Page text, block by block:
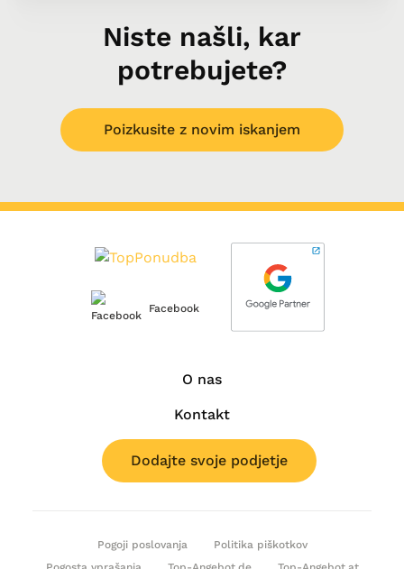
Niste našli, kar
potrebujete?
Poizkusite z novim iskanjem
Facebook
O nas
Kontakt
Dodajte svoje podjetje
Pogoji poslovanja
Politika piškotkov